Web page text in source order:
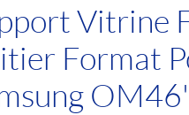
Vitrine
Format